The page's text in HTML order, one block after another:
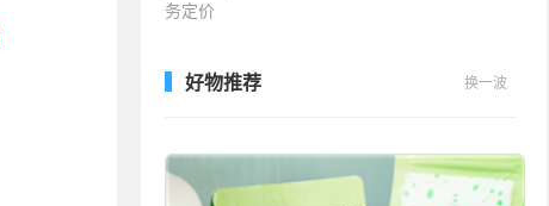
务定价
好物推荐 换一波